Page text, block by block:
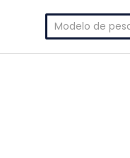
Pesquisar
por: